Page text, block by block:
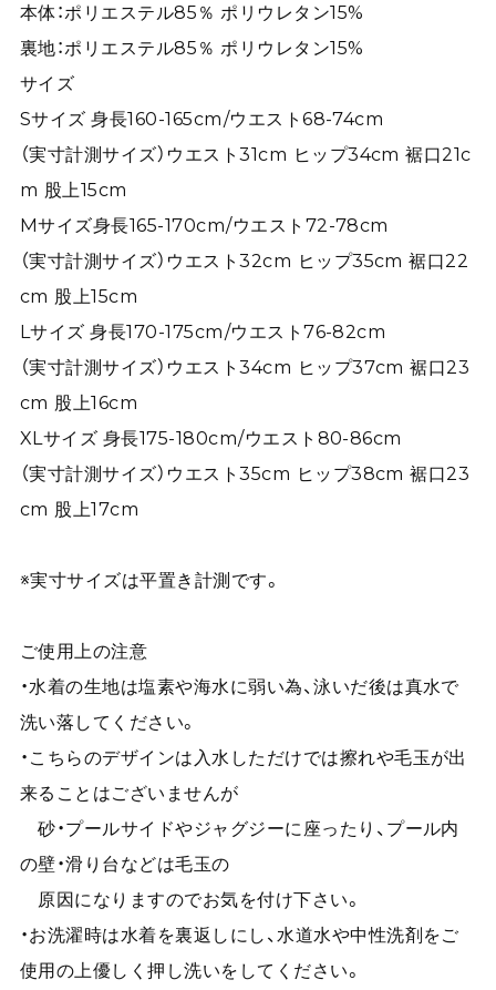
本体：ポリエステル85％ ポリウレタン15%
裏地：ポリエステル85％ ポリウレタン15%
サイズ
Sサイズ 身長160-165cm/ウエスト68-74cm
（実寸計測サイズ）ウエスト31cm ヒップ34cm 裾口21c
m 股上15cm
Mサイズ身長165-170cm/ウエスト72-78cm
（実寸計測サイズ）ウエスト32cm ヒップ35cm 裾口22
cm 股上15cm
Lサイズ 身長170-175cm/ウエスト76-82cm
（実寸計測サイズ）ウエスト34cm ヒップ37cm 裾口23
cm 股上16cm
XLサイズ 身長175-180cm/ウエスト80-86cm
（実寸計測サイズ）ウエスト35cm ヒップ38cm 裾口23
cm 股上17cm
※実寸サイズは平置き計測です。
ご使用上の注意
・水着の生地は塩素や海水に弱い為、泳いだ後は真水で
洗い落してください。
・こちらのデザインは入水しただけでは擦れや毛玉が出
来ることはございませんが
砂・プールサイドやジャグジーに座ったり、プール内
の壁・滑り台などは毛玉の
原因になりますのでお気を付け下さい。
・お洗濯時は水着を裏返しにし、水道水や中性洗剤をご
使用の上優しく押し洗いをしてください。